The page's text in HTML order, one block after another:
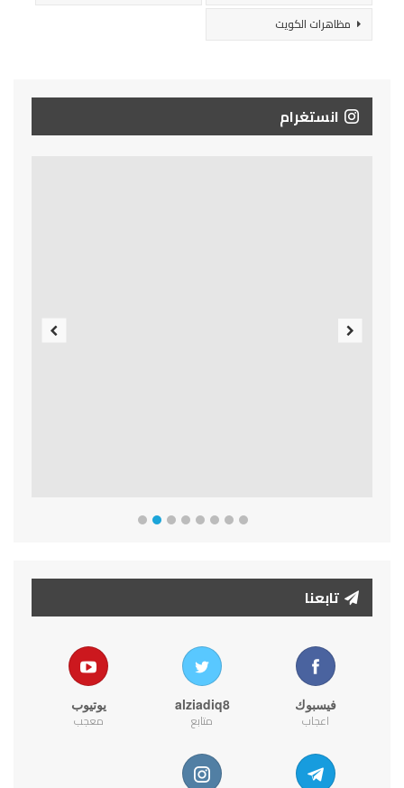
مظاهرات الكويت
انستغرام
تابعنا
فيسبوك
اعجاب
alziadiq8
متابع
يوتيوب
معجب